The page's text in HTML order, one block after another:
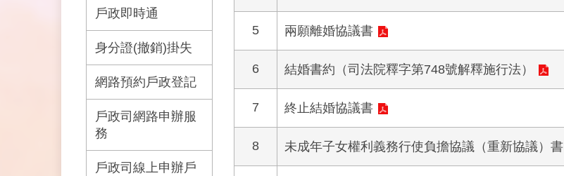
戶政即時通
身分證(撤銷)掛失
網路預約戶政登記
戶政司網路申辦服
務
戶政司線上申辦戶
5 兩願離婚協議書
6 結婚書約（司法院釋字第748號解釋施行法）
7 終止結婚協議書
8 未成年子女權利義務行使負擔協議（重新協議）書